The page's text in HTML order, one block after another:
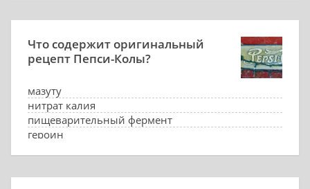
Что содержит оригинальный
рецепт Пепси-Колы?
мазуту
нитрат калия
пищеварительный фермент
героин